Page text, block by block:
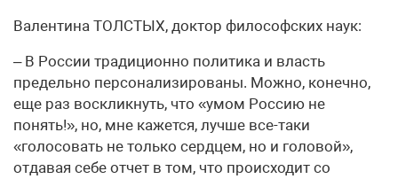
Валентина ТОЛСТЫХ, доктор философских наук:
– В России традиционно политика и власть
предельно персонализированы. Можно, конечно,
еще раз воскликнуть, что «умом Россию не
понять!», но, мне кажется, лучше все-таки
«голосовать не только сердцем, но и головой»,
отдавая себе отчет в том, что происходит со